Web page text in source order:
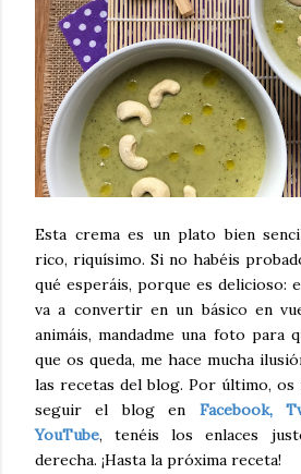
Esta crema es un plato bien
rico, riquísimo. Si no habéis
qué esperáis, porque es delicioso:
va a convertir en un básico en
animáis, mandadme una foto para
que os queda, me hace mucha
las recetas del blog. Por último, os
seguir el blog en Facebook,
YouTube, tenéis los enlaces
derecha. ¡Hasta la próxima receta!